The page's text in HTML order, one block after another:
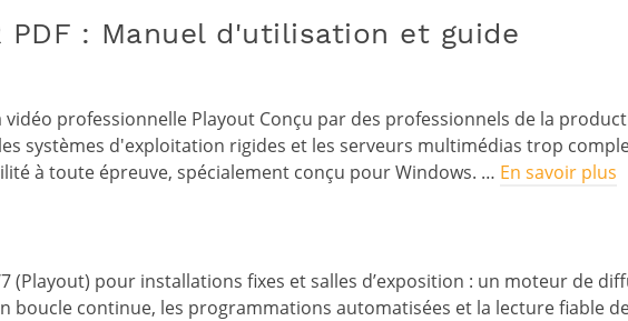
PDF : Manuel d'utilisation et guide
vidéo professionnelle Playout Conçu par des professionnels de la
systèmes d'exploitation rigides et les serveurs multimédias trop
à toute épreuve, spécialement conçu pour Windows. … En savoir plus
(Playout) pour installations fixes et salles d’exposition : un moteur de
boucle continue, les programmations automatisées et la lecture fiable